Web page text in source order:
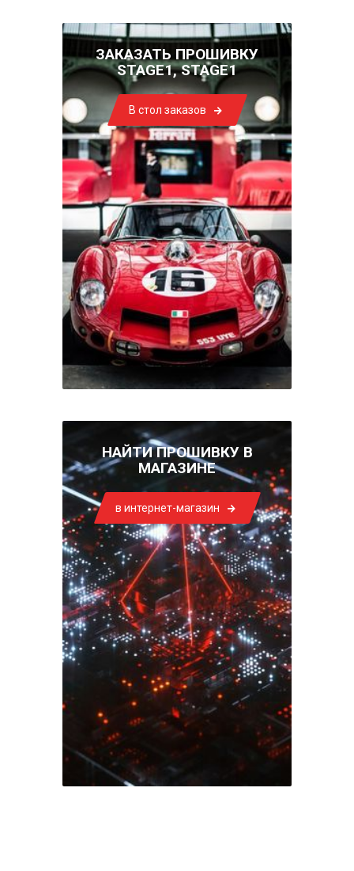
ЗАКАЗАТЬ ПРОШИВКУ
STAGE1, STAGE1
В стол заказов
НАЙТИ ПРОШИВКУ В
МАГАЗИНЕ
в интернет-магазин